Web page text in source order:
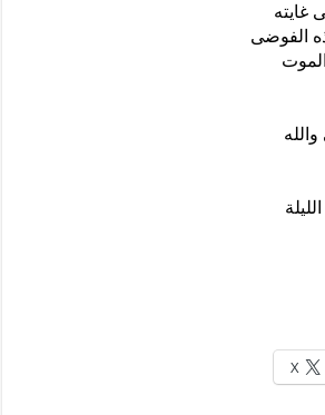
غايته
الفوضى
X